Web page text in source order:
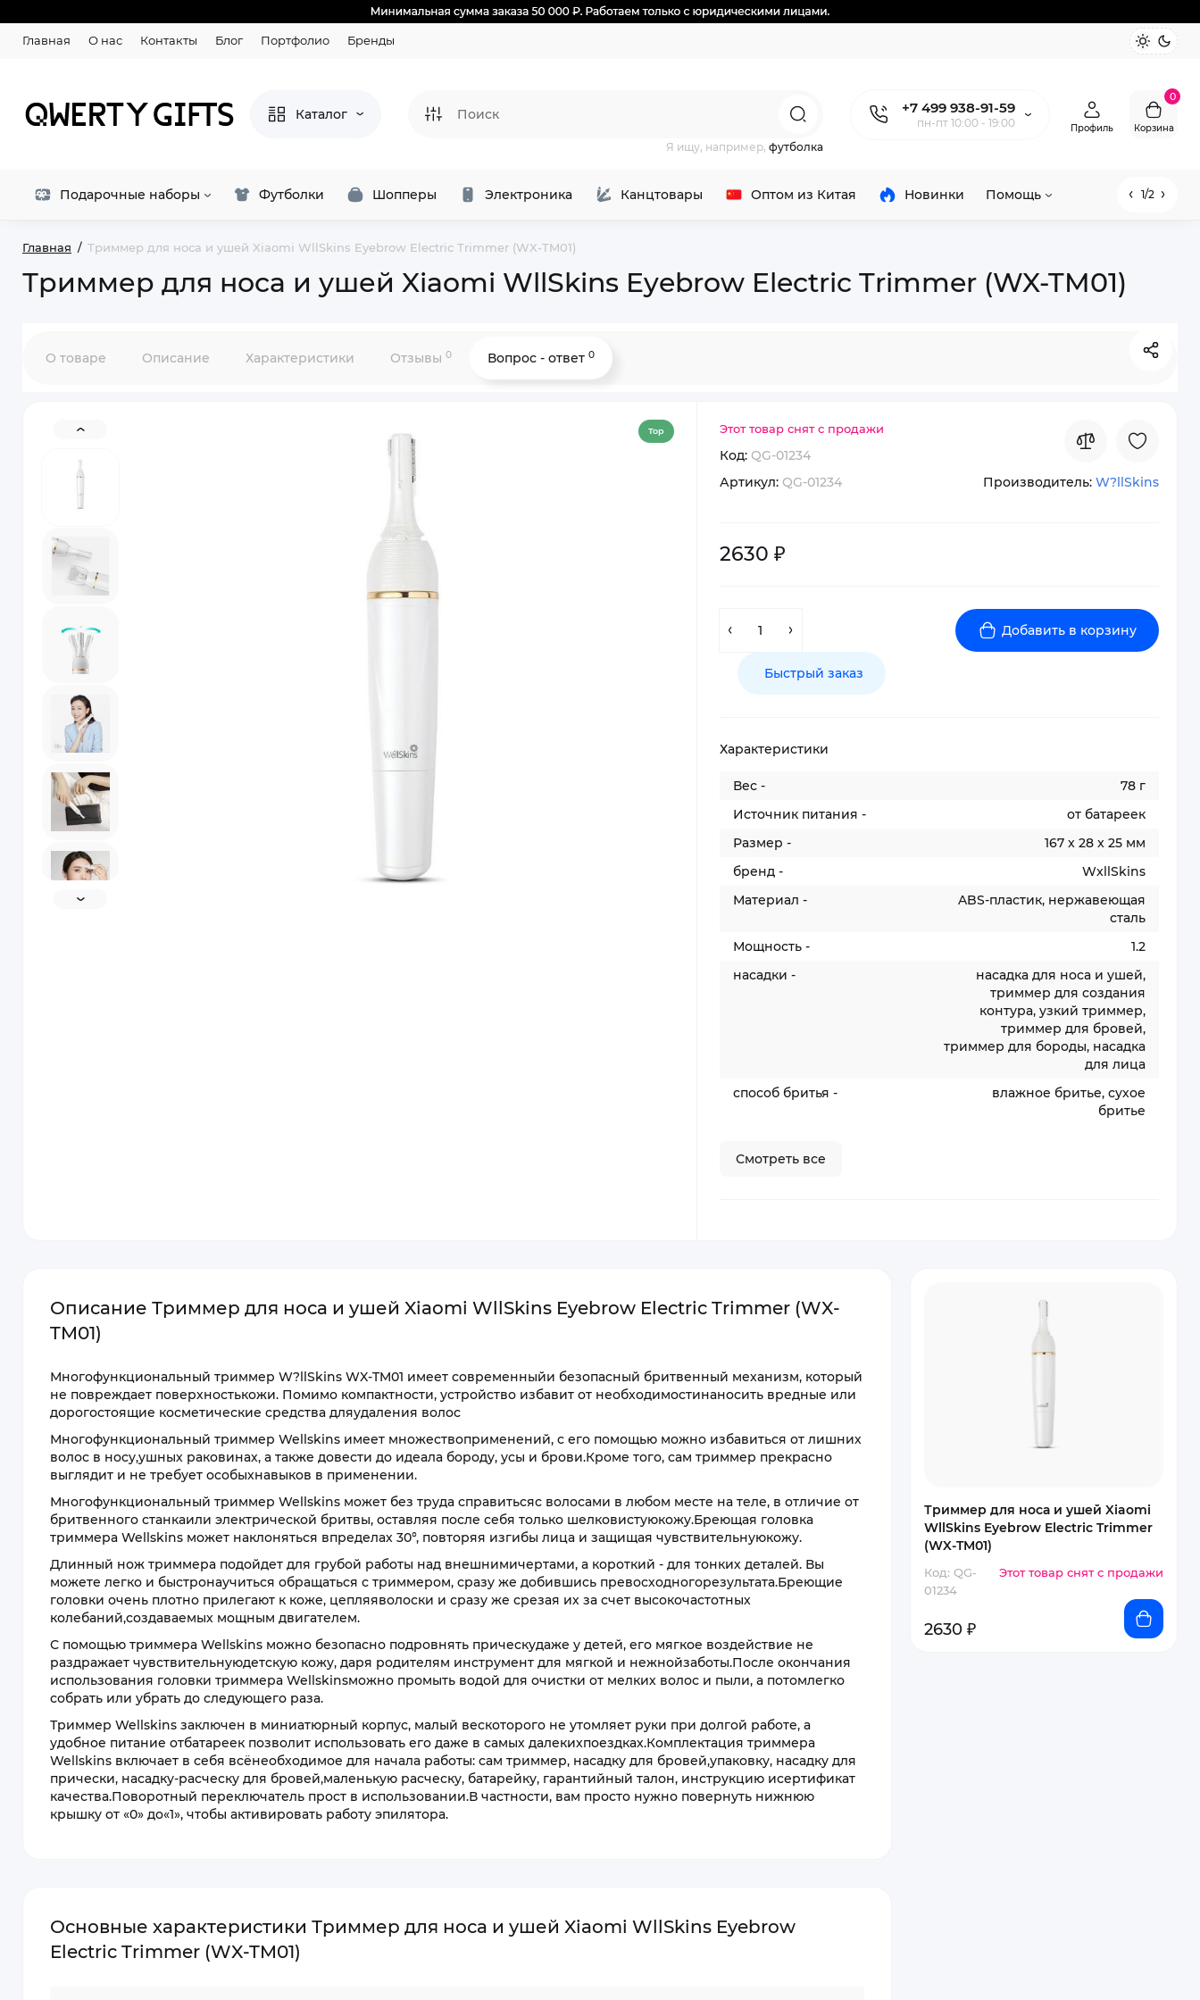
Главная О нас Контакты Блог Портфолио Бренды
Каталог +7 499 938-91-59
пн-пт 10:00 - 19:00
Я ищу, например, футболка
Профиль
0
Корзина
Подарочные наборы Футболки Шопперы Электроника Канцтовары Оптом из Китая Новинки Помощь 1/2
Главная Триммер для носа и ушей Xiaomi WllSkins Eyebrow Electric Trimmer (WX-TM01)
Триммер для носа и ушей Xiaomi WllSkins Eyebrow Electric Trimmer (WX-TM01)
О товаре Описание Характеристики Отзывы 0 Вопрос - ответ 0
Top Этот товар снят с продажи
Код: QG-01234
Артикул: QG-01234 Производитель: W?llSkins
2630 ₽
Добавить в корзину
Быстрый заказ
Характеристики
Вес -
78 г
Источник питания -
от батареек
Размер -
167 x 28 x 25 мм
бренд -
WxllSkins
Материал -
ABS-пластик, нержавеющая
сталь
Мощность -
1.2
насадки -
насадка для носа и ушей,
триммер для создания
контура, узкий триммер,
триммер для бровей,
триммер для бороды, насадка
для лица
способ бритья -
влажное бритье, сухое
бритье
Смотреть все
Описание Триммер для носа и ушей Xiaomi WllSkins Eyebrow Electric Trimmer (WX-
TM01)
Многофункциональный триммер W?llSkins WX-TM01 имеет современныйи безопасный бритвенный механизм, который
не повреждает поверхностькожи. Помимо компактности, устройство избавит от необходимостинаносить вредные или
дорогостоящие косметические средства дляудаления волос
Многофункциональный триммер Wellskins имеет множествоприменений, с его помощью можно избавиться от лишних
волос в носу,ушных раковинах, а также довести до идеала бороду, усы и брови.Кроме того, сам триммер прекрасно
выглядит и не требует особыхнавыков в применении.
Многофункциональный триммер Wellskins может без труда справитьсяс волосами в любом месте на теле, в отличие от
бритвенного станкаили электрической бритвы, оставляя после себя только шелковистуюкожу.Бреющая головка
триммера Wellskins может наклоняться впределах 30­°, повторяя изгибы лица и защищая чувствительнуюкожу.
Длинный нож триммера подойдет для грубой работы над внешнимичертами, а короткий - для тонких деталей. Вы
можете легко и быстронаучиться обращаться с триммером, сразу же добившись превосходногорезультата.Бреющие
головки очень плотно прилегают к коже, цепляяволоски и сразу же срезая их за счет высокочастотных
колебаний,создаваемых мощным двигателем.
С помощью триммера Wellskins можно безопасно подровнять прическудаже у детей, его мягкое воздействие не
раздражает чувствительнуюдетскую кожу, даря родителям инструмент для мягкой и нежнойзаботы.После окончания
использования головки триммера Wellskinsможно промыть водой для очистки от мелких волос и пыли, а потомлегко
собрать или убрать до следующего раза.
Триммер Wellskins заключен в миниатюрный корпус, малый вескоторого не утомляет руки при долгой работе, а
удобное питание отбатареек позволит использовать его даже в самых далекихпоездках.Комплектация триммера
Wellskins включает в себя всёнеобходимое для начала работы: сам триммер, насадку для бровей,упаковку, насадку для
прически, насадку-расческу для бровей,маленькую расческу, батарейку, гарантийный талон, инструкцию исертификат
качества.Поворотный переключатель прост в использовании.В частности, вам просто нужно повернуть нижнюю
крышку от «0» до«1», чтобы активировать работу эпилятора.
Основные характеристики Триммер для носа и ушей Xiaomi WllSkins Eyebrow
Electric Trimmer (WX-TM01)
Триммер для носа и ушей Xiaomi
WllSkins Eyebrow Electric Trimmer
(WX-TM01)
Код: QG-
01234
Этот товар снят с продажи
2630 ₽